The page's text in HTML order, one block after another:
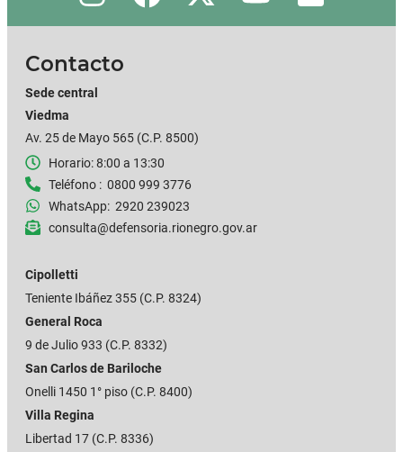
Contacto
Sede central
Viedma
Av. 25 de Mayo 565 (C.P. 8500)
Horario: 8:00 a 13:30
Teléfono : 0800 999 3776
WhatsApp: 2920 239023
consulta@defensoria.rionegro.gov.ar
Cipolletti
Teniente Ibáñez 355 (C.P. 8324)
General Roca
9 de Julio 933 (C.P. 8332)
San Carlos de Bariloche
Onelli 1450 1° piso (C.P. 8400)
Villa Regina
Libertad 17 (C.P. 8336)